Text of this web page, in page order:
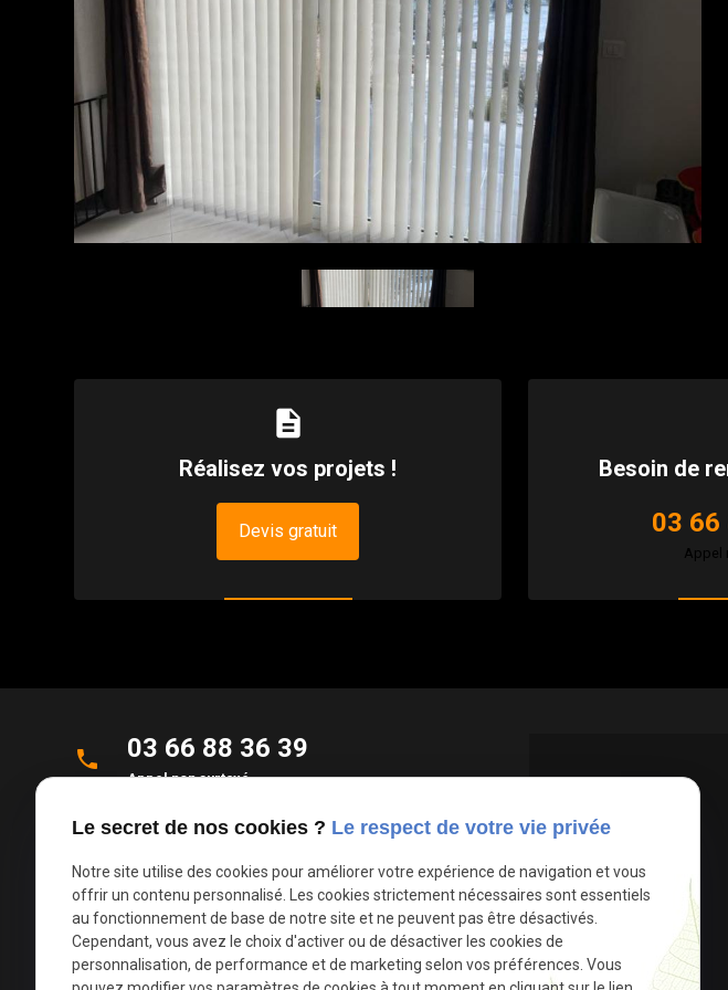
description
Réalisez vos projets !
Devis gratuit
Besoin de
03 66
Appel
phone 03 66 88 36 39
Appel non surtaxé
place
Allée des Roseaux
59270 Bailleul
mail contact@deco-stores.com
Le secret de nos cookies ? Le respect de votre vie privée
Notre site utilise des cookies pour améliorer votre expérience de navigation et vous
offrir un contenu personnalisé. Les cookies strictement nécessaires sont essentiels
au fonctionnement de base de notre site et ne peuvent pas être désactivés.
Cependant, vous avez le choix d'activer ou de désactiver les cookies de
personnalisation, de performance et de marketing selon vos préférences. Vous